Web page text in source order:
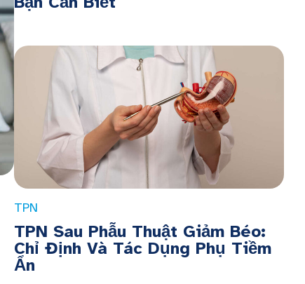
TPN
TPN Sau Phẫu Thuật Giảm Béo:
Chỉ Định Và Tác Dụng Phụ Tiềm
Ẩn